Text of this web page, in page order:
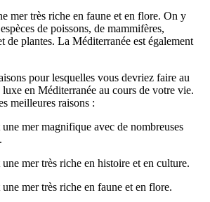
mer très riche en faune et en flore. On y
de poissons, de mammifères,
de plantes. La Méditerranée est également
pour lesquelles vous devriez faire au
en Méditerranée au cours de votre vie.
meilleures raisons :
mer magnifique avec de nombreuses
mer très riche en histoire et en culture.
mer très riche en faune et en flore.